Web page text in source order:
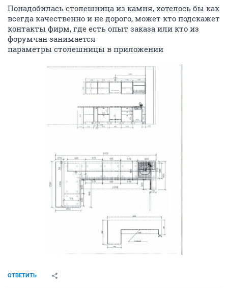
Понадобилась столешница из камня, хотелось бы как
всегда качественно и не дорого, может кто подскажет
контакты фирм, где есть опыт заказа или кто из
форумчан занимается
параметры столешницы в приложении
ОТВЕТИТЬ